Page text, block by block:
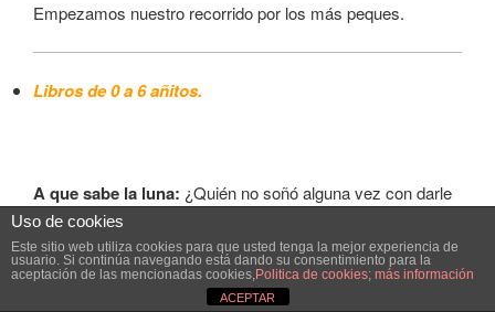
Empezamos nuestro recorrido por los más peques.
Libros de 0 a 6 añitos.
A que sabe la luna: ¿Quién no soñó alguna vez con darle
un mordisco a la luna? Este fue precisamente el deseo de
los animales de este cuento.(3 años)
Hubo una vez una bruja que
Uso de cookies
Este sitio web utiliza cookies para que usted tenga la mejor experiencia de
usuario. Si continúa navegando está dando su consentimiento para la
aceptación de las mencionadas cookies,Politica de cookies; más información
ACEPTAR